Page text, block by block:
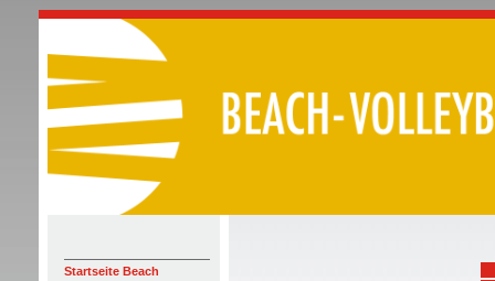
Startseite Beach